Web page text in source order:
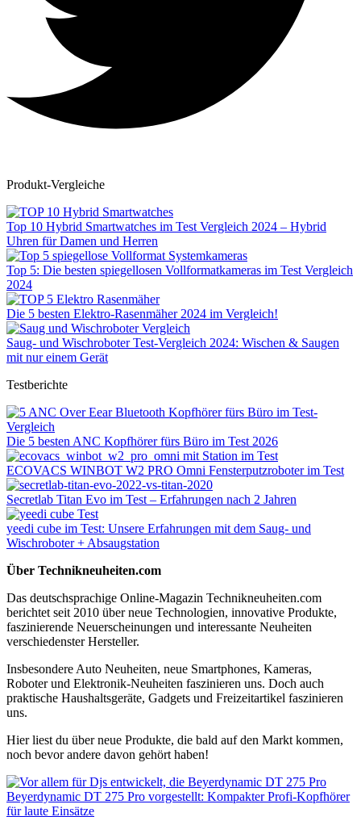
Produkt-Vergleiche
Top 10 Hybrid Smartwatches im Test Vergleich 2024 – Hybrid
Uhren für Damen und Herren
Top 5: Die besten spiegellosen Vollformatkameras im Test Vergleich
2024
Die 5 besten Elektro-Rasenmäher 2024 im Vergleich!
Saug- und Wischroboter Test-Vergleich 2024: Wischen & Saugen
mit nur einem Gerät
Testberichte
Die 5 besten ANC Kopfhörer fürs Büro im Test 2026
ECOVACS WINBOT W2 PRO Omni Fensterputzroboter im Test
Secretlab Titan Evo im Test – Erfahrungen nach 2 Jahren
yeedi cube im Test: Unsere Erfahrungen mit dem Saug- und
Wischroboter + Absaugstation
Über Technikneuheiten.com
Das deutschsprachige Online-Magazin Technikneuheiten.com
berichtet seit 2010 über neue Technologien, innovative Produkte,
faszinierende Neuerscheinungen und interessante Neuheiten
verschiedenster Hersteller.
Insbesondere Auto Neuheiten, neue Smartphones, Kameras,
Roboter und Elektronik-Neuheiten faszinieren uns. Doch auch
praktische Haushaltsgeräte, Gadgets und Freizeitartikel faszinieren
uns.
Hier liest du über neue Produkte, die bald auf den Markt kommen,
noch bevor andere davon gehört haben!
Beyerdynamic DT 275 Pro vorgestellt: Kompakter Profi-Kopfhörer
für laute Einsätze